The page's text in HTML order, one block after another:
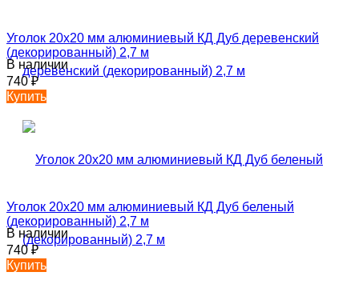
Уголок 20х20 мм алюминиевый КД Дуб деревенский
(декорированный) 2,7 м
В наличии
740₽
Купить
Уголок 20х20 мм алюминиевый КД Дуб беленый
(декорированный) 2,7 м
В наличии
740 ₽
Купить